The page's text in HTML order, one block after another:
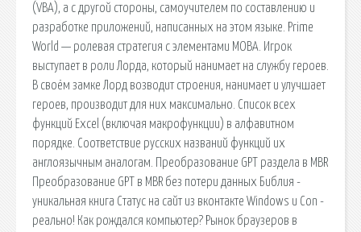
(VBA), а с другой стороны, самоучителем по составлению и
разработке приложений, написанных на этом языке. Prime
World — ролевая стратегия с элементами MOBA. Игрок
выступает в роли Лорда, который нанимает на службу героев.
В своём замке Лорд возводит строения, нанимает и улучшает
героев, производит для них максимально. Список всех
функций Excel (включая макрофункции) в алфавитном
порядке. Соответствие русских названий функций их
англоязычным аналогам. Преобразование GPT раздела в MBR
Преобразование GPT в MBR без потери данных Библия -
уникальная книга Статус на сайт из вконтакте Windows и Con -
реально! Как рождался компьютер? Рынок браузеров в